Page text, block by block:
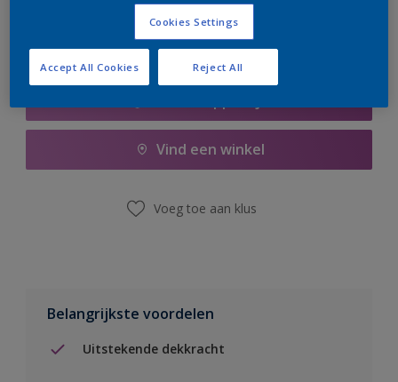
Vind een winkel
Voeg toe aan klus
Belangrijkste voordelen
Uitstekende dekkracht
Cookies Settings
Reject All
Accept All Cookies